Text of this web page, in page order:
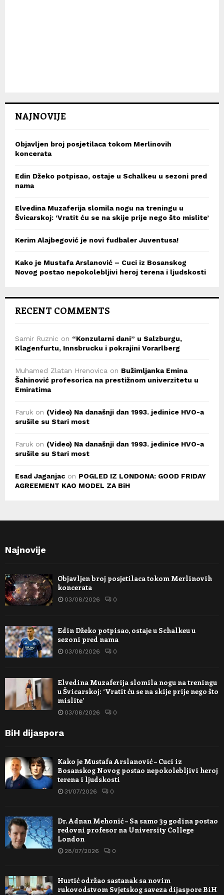
NAJNOVIJE
Objavljen broj posjetilaca tokom Merlinovih
koncerata
Edin Džeko potpisao, ostaje u Schalkeu u sezoni pred
nama
Elvedina Muzaferija slomila nogu na treningu u
Švicarskoj: ‘Vratit ću se na skije prije nego što mislite’
Kerim Alajbegović je novi fudbaler Juventusa!
Kako je Mustafa Arslanović – Cuci iz Bosanskog
Novog postao nepokolebljivi heroj terena i ljudskosti
RECENT COMMENTS
Samir Ruznic on “Konzularni dani” u Salzburgu,
Klagenfurtu, Innsbrucku i pokrajini Vorarlberg
Muhamed Zlatan Hrenovica on Bužimljanka Emina
Šahinović profesorica na prestižnom univerzitetu u
Emiratima
Faruk on (Video) Na današnji dan 1993. jedinice HVO-a
srušile su Stari most
Faruk on (Video) Na današnji dan 1993. jedinice HVO-a
srušile su Stari most
Esad Jaganjac on POGLED IZ LONDONA: GOOD FRIDAY
AGREEMENT KAO MODEL ZA BiH
Najnovije
Objavljen broj posjetilaca tokom Merlinovih
koncerata
03/08/2026 0
Edin Džeko potpisao, ostaje u Schalkeu u
sezoni pred nama
03/08/2026 0
Elvedina Muzaferija slomila nogu na treningu
u Švicarskoj: ‘Vratit ću se na skije prije nego što
mislite’
03/08/2026 0
BiH dijaspora
Kako je Mustafa Arslanović – Cuci iz
Bosanskog Novog postao nepokolebljivi heroj
terena i ljudskosti
31/07/2026 0
Dr. Adnan Mehonić – Sa samo 39 godina postao
redovni profesor na University College
London
28/07/2026 0
Hurtić održao sastanak sa novim
rukovodstvom Svjetskog saveza dijaspore BiH